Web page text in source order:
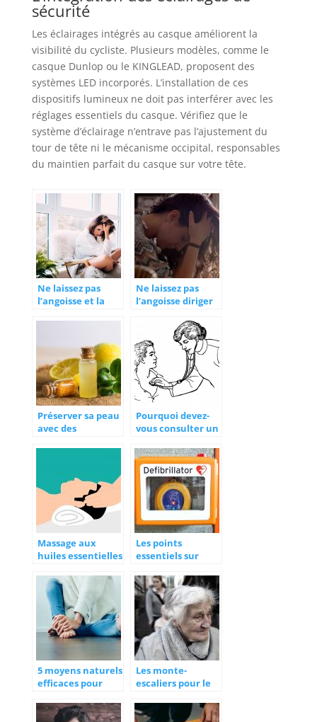
sécurité
Les éclairages intégrés au casque améliorent la
visibilité du cycliste. Plusieurs modèles, comme le
casque Dunlop ou le KINGLEAD, proposent des
systèmes LED incorporés. L’installation de ces
dispositifs lumineux ne doit pas interférer avec les
réglages essentiels du casque. Vérifiez que le
système d’éclairage n’entrave pas l’ajustement du
tour de tête ni le mécanisme occipital, responsables
du maintien parfait du casque sur votre tête.
Ne laissez pas
l’angoisse et la
Ne laissez pas
l’angoisse diriger
ces astuces
Préserver sa peau
avec des
Pourquoi devez-
vous consulter un
Massage aux
huiles essentielles
santé et les
émotions
Les points
essentiels sur
défibrillateur
5 moyens naturels
efficaces pour
douleurs
Les monte-
escaliers pour le
santé des